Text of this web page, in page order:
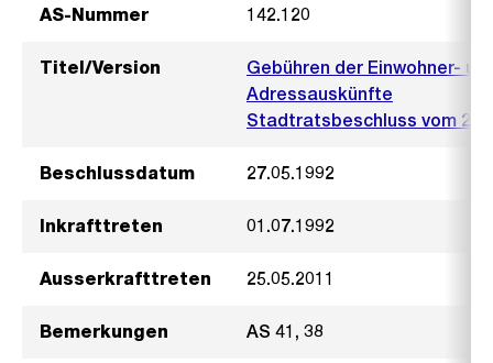
AS-Nummer 142.120
Titel/Version
Gebühren der Einwohner-
Adressauskünfte
Stadtratsbeschluss vom 27.
Beschlussdatum 27.05.1992
Inkrafttreten 01.07.1992
Ausserkrafttreten 25.05.2011
Bemerkungen AS 41, 38